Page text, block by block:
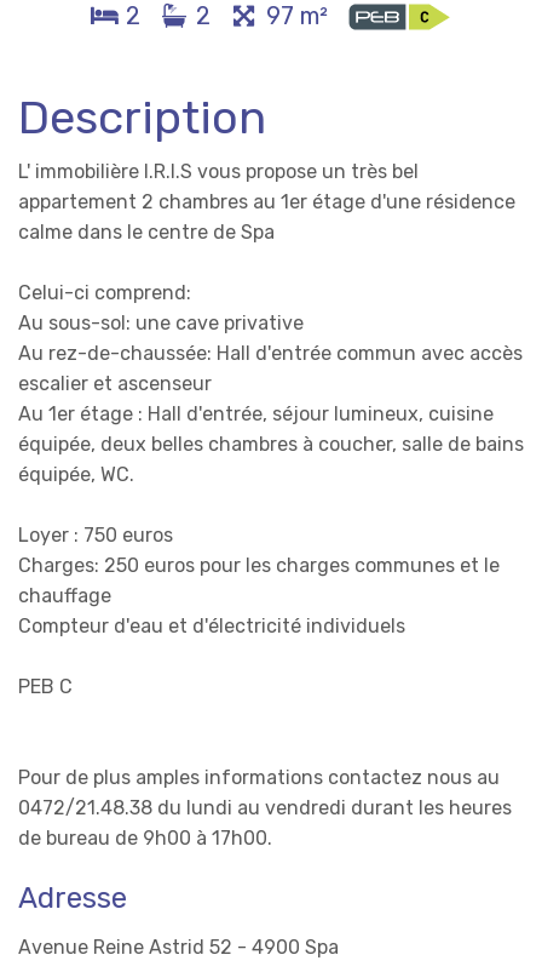
2 2 97 m²
Description
L' immobilière I.R.I.S vous propose un très bel
appartement 2 chambres au 1er étage d'une résidence
calme dans le centre de Spa
Celui-ci comprend:
Au sous-sol: une cave privative
Au rez-de-chaussée: Hall d'entrée commun avec accès
escalier et ascenseur
Au 1er étage : Hall d'entrée, séjour lumineux, cuisine
équipée, deux belles chambres à coucher, salle de bains
équipée, WC.
Loyer : 750 euros
Charges: 250 euros pour les charges communes et le
chauffage
Compteur d'eau et d'électricité individuels
PEB C
Pour de plus amples informations contactez nous au
0472/21.48.38 du lundi au vendredi durant les heures
de bureau de 9h00 à 17h00.
Adresse
Avenue Reine Astrid 52 - 4900 Spa